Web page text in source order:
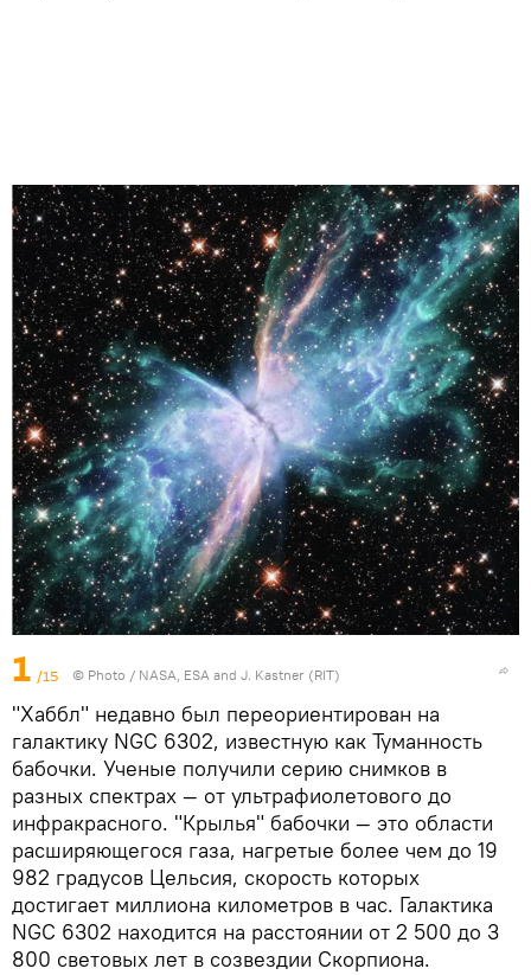
1 /15 © Photo / NASA, ESA and J. Kastner (RIT)
"Хаббл" недавно был переориентирован на
галактику NGC 6302, известную как Туманность
бабочки. Ученые получили серию снимков в
разных спектрах — от ультрафиолетового до
инфракрасного. "Крылья" бабочки — это области
расширяющегося газа, нагретые более чем до 19
982 градусов Цельсия, скорость которых
достигает миллиона километров в час. Галактика
NGC 6302 находится на расстоянии от 2 500 до 3
800 световых лет в созвездии Скорпиона.